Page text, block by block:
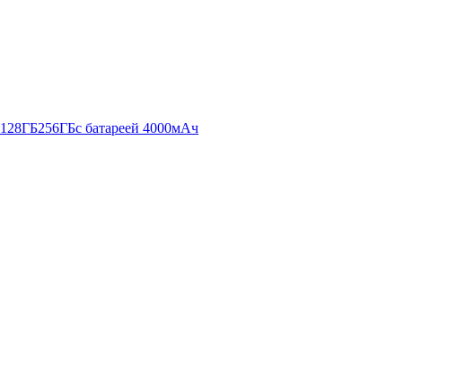
128ГБ256ГБс батареей 4000мАч